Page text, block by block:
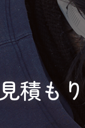
見積も